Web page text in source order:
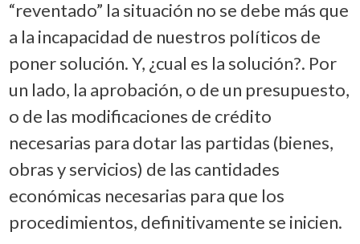
“reventado” la situación no se debe más que
a la incapacidad de nuestros políticos de
poner solución. Y, ¿cual es la solución?. Por
un lado, la aprobación, o de un presupuesto,
o de las modificaciones de crédito
necesarias para dotar las partidas (bienes,
obras y servicios) de las cantidades
económicas necesarias para que los
procedimientos, definitivamente se inicien.